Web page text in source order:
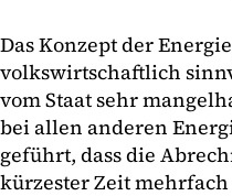
Das Konzept der
volkswirtschaftlich
vom Staat sehr
bei allen anderen
geführt, dass die
kürzester Zeit